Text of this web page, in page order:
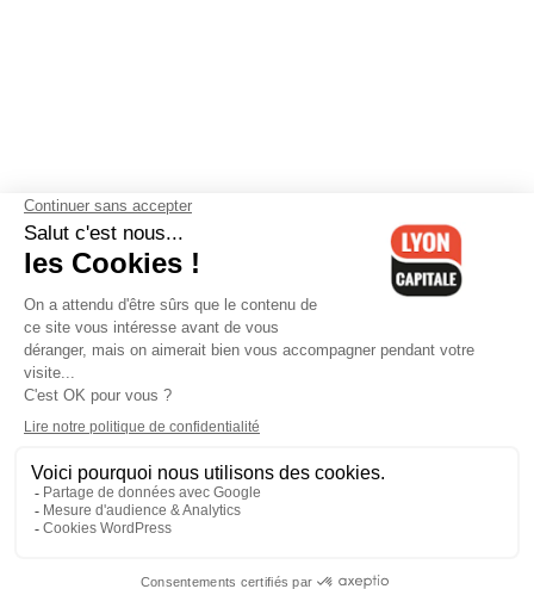
Contactez-nous-Mentions légales-CGV-Politique de
confidentialité-Gestion des cookies